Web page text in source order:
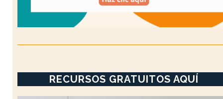
RECURSOS GRATUITOS AQUÍ